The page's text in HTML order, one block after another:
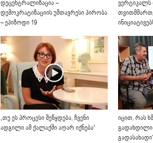
დეცენტრალიზაცია –
დემოკრატიზაციის უმთავრესი პირობა
– ეპიზოდი 19
ვერტიკალს
„თუ ეს პროცესი შეწყდება, ჩვენი
ადგილი ამ ქალაქში აღარ იქნება“
იცით, რას